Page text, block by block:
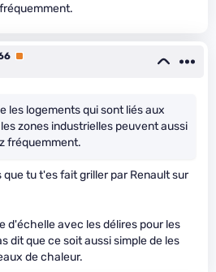
Premium
les logements qui sont liés aux
zones industrielles peuvent aussi
fréquemment.
que tu t'es fait griller par Renault sur
d'échelle avec les délires pour les
dit que ce soit aussi simple de les
de chaleur.